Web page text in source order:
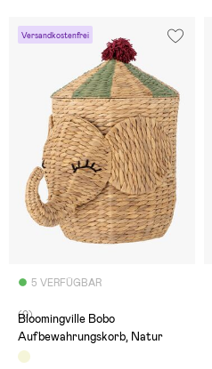
Versandkostenfrei
5 VERFÜGBAR
(0)
Bloomingville Bobo
Aufbewahrungskorb, Natur